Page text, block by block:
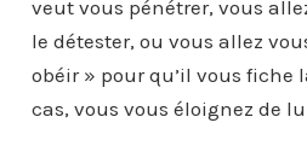
veut vous pénétrer, vous
le détester, ou vous allez
obéir » pour qu’il vous fiche
cas, vous vous éloignez de